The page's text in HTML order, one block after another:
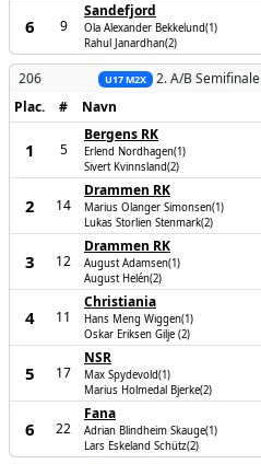
6 9
Sandefjord
Ola Alexander Bekkelund(1)
Rahul Janardhan(2)
206 U17 M2X 2. A/B Semifinale
Plac.
# Navn
1 5
Bergens RK
Erlend Nordhagen(1)
Sivert Kvinnsland(2)
2 14
Drammen RK
Marius Olanger Simonsen(1)
Lukas Storlien Stenmark(2)
3 12
Drammen RK
August Adamsen(1)
August Helén(2)
4 11
Christiania
Hans Meng Wiggen(1)
Oskar Eriksen Gilje (2)
5 17
NSR
Max Spydevold(1)
Marius Holmedal Bjerke(2)
6 22
Fana
Adrian Blindheim Skauge(1)
Lars Eskeland Schütz(2)